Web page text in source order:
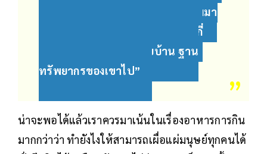
ทำลายที่นี่ การเอานิคมอุตสาหกรรมมา
คุณได้ GDP แต่ชาวบ้านได้อะไร ตั้งกี่
หมู่บ้าน กี่แสนคนต้องเสียบ้าน ฐาน
ทรัพยากรของเขาไป”
น่าจะพอได้แล้วเราควรมาเน้นในเรื่องอาหารการกิน
มากกว่าว่า ทำยังไงให้สามารถเผื่อแผ่มนุษย์ทุกคนได้